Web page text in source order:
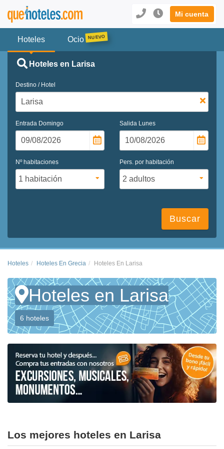
Mi cuenta
Hoteles Ocio
Hoteles en Larisa
Destino / Hotel
Entrada Domingo Salida Lunes
Nº habitaciones Pers. por habitación
Buscar
Hoteles Hoteles En Grecia Hoteles En Larisa
Hoteles en Larisa
6 hoteles
Los mejores hoteles en Larisa